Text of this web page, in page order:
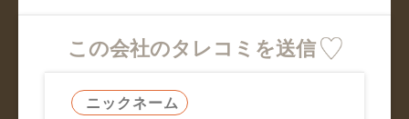
この会社のタレコミを送信